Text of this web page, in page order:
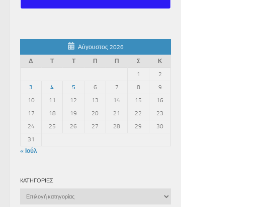
Αύγουστος 2026
Δ
Τ Τ Π Π Σ
Κ
1
2
3
4 5 6 7 8
9
10
11 12 13 14 15
16
17
18 19 20 21 22
23
24
25 26 27 28 29
30
31
« Ιούλ
KΑΤΗΓΟΡΊΕΣ
Kατηγορίες